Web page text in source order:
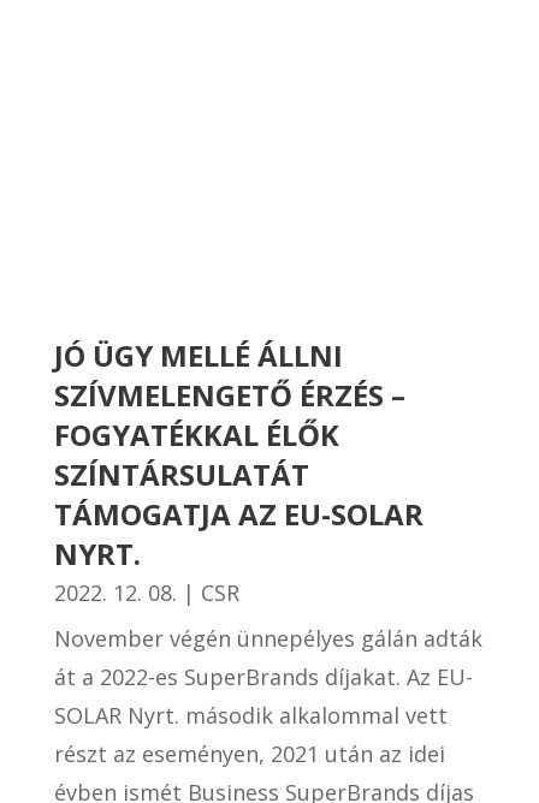
JÓ ÜGY MELLÉ ÁLLNI
SZÍVMELENGETŐ ÉRZÉS –
FOGYATÉKKAL ÉLŐK
SZÍNTÁRSULATÁT
TÁMOGATJA AZ EU-SOLAR
NYRT.
2022. 12. 08. | CSR
November végén ünnepélyes gálán adták
át a 2022-es SuperBrands díjakat. Az EU-
SOLAR Nyrt. második alkalommal vett
részt az eseményen, 2021 után az idei
évben ismét Business SuperBrands díjas